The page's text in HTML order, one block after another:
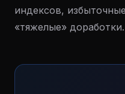
индексов,
«тяжелые» доработки.